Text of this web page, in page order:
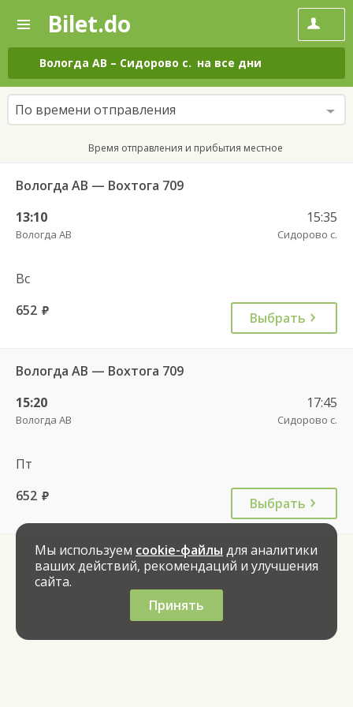
—
Поиск
и
покупка
билетов
на
автобус
онлайн
Bilet.do
Вологда АВ – Сидорово с. на все дни
По времени отправления
Время отправления и прибытия местное
Вологда АВ — Вохтога 709
13:10
Вологда АВ
15:35
Сидорово с.
Вс
652 руб. Выбрать
Вологда АВ — Вохтога 709
15:20
Вологда АВ
17:45
Сидорово с.
Пт
652 руб. Выбрать
Мы используем cookie-файлы для аналитики
ваших действий, рекомендаций и улучшения
сайта.
Принять